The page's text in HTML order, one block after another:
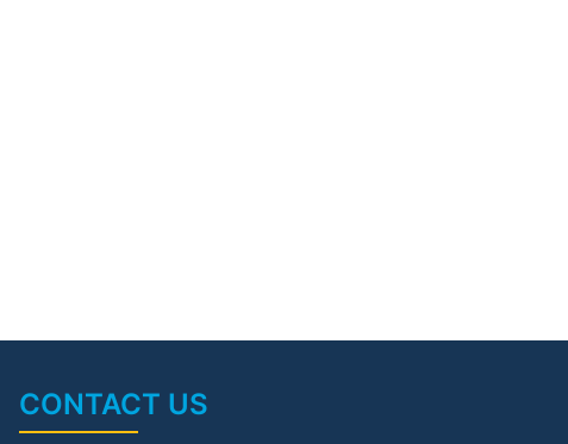
CONTACT US